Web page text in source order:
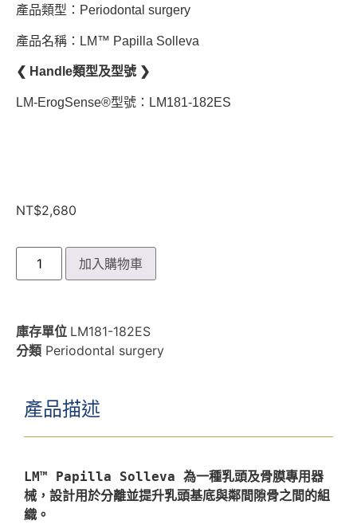
產品類型：Periodontal surgery
產品名稱：LM™ Papilla Solleva
❮ Handle類型及型號 ❯
LM-ErogSense®型號：LM181-182ES
NT$2,680
加入購物車
庫存單位 LM181-182ES
分類 Periodontal surgery
產品描述
LM™ Papilla Solleva 為一種乳頭及骨膜專用器
械，設計用於分離並提升乳頭基底與鄰間隙骨之間的組
織。